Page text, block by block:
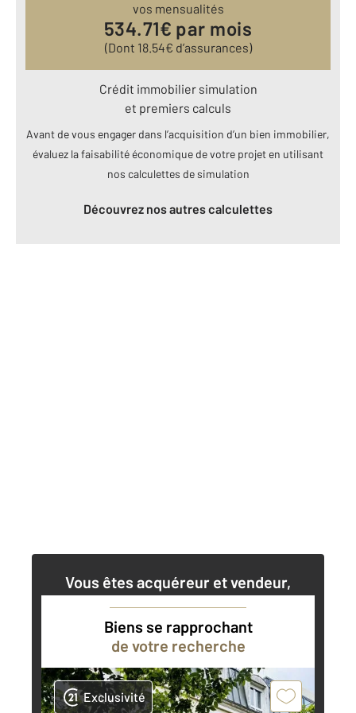
vos mensualités
534.71€ par mois
(Dont 18.54€ d’assurances)
Crédit immobilier simulation
et premiers calculs
Avant de vous engager dans l’acquisition d’un bien immobilier,
évaluez la faisabilité économique de votre projet en utilisant
nos calculettes de simulation
Découvrez nos autres calculettes
Vous êtes acquéreur et vendeur,
Contacter l'agence
Demander une estimation
Biens se rapprochant
de votre recherche
Exclusivité